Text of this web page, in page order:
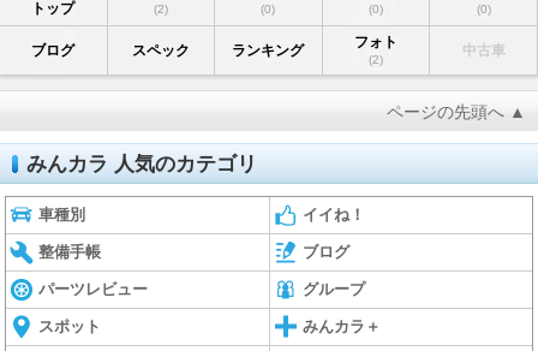
トップ
(2) (0) (0) (0)
ブログ スペック ランキング フォト
(2)
中古車
ページの先頭へ ▲
みんカラ 人気のカテゴリ
車種別 イイね！
整備手帳 ブログ
パーツレビュー グループ
スポット みんカラ＋